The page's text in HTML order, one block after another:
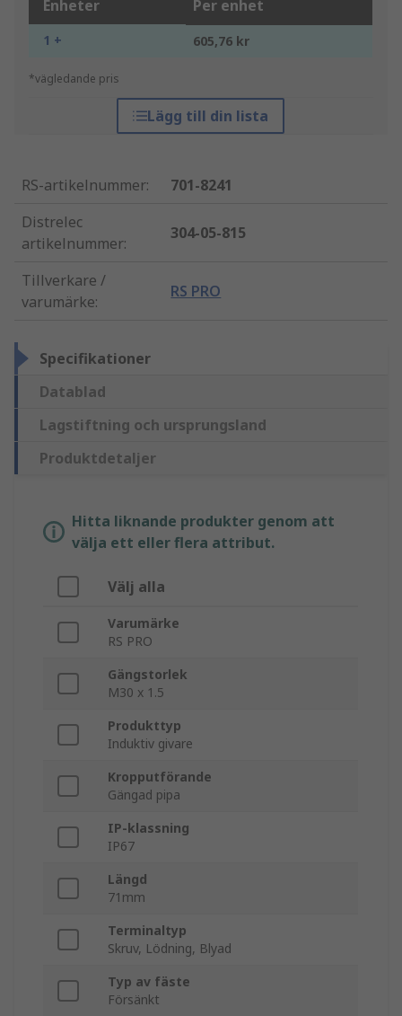
Enheter Per enhet
1 + 605,76 kr
*vägledande pris
Lägg till din lista
RS-artikelnummer:
701-8241
Distrelec
artikelnummer:
304-05-815
Tillverkare /
varumärke:
RS PRO
Specifikationer
Datablad
Lagstiftning och ursprungsland
Produktdetaljer
Hitta liknande produkter genom att
välja ett eller flera attribut.
Välj alla
Varumärke
RS PRO
Gängstorlek
M30 x 1.5
Produkttyp
Induktiv givare
Kropputförande
Gängad pipa
IP-klassning
IP67
Längd
71mm
Terminaltyp
Skruv, Lödning, Blyad
Typ av fäste
Försänkt